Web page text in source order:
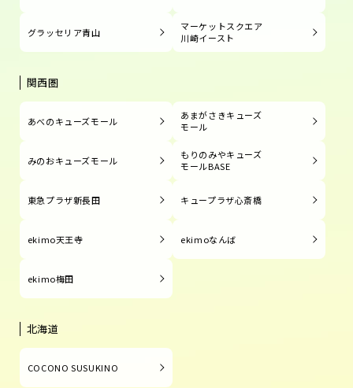
グラッセリア青山
マーケットスクエア
川崎イースト
関西圏
あべのキューズモール
あまがさきキューズ
モール
みのおキューズモール
もりのみやキューズ
モールBASE
東急プラザ新長田 キュープラザ心斎橋
ekimo天王寺 ekimoなんば
ekimo梅田
北海道
COCONO SUSUKINO